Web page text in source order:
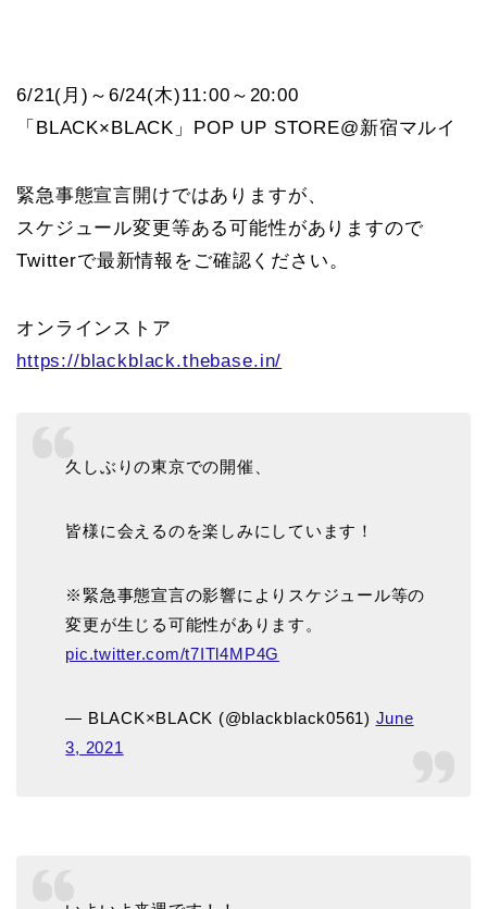
6/21(月)～6/24(木)11:00～20:00
「BLACK×BLACK」POP UP STORE@新宿マルイ
緊急事態宣言開けではありますが、
スケジュール変更等ある可能性がありますので
Twitterで最新情報をご確認ください。
オンラインストア
https://blackblack.thebase.in/
久しぶりの東京での開催、
皆様に会えるのを楽しみにしています！
※緊急事態宣言の影響によりスケジュール等の
変更が生じる可能性があります。
pic.twitter.com/t7ITl4MP4G
— BLACK×BLACK (@blackblack0561) June
3, 2021